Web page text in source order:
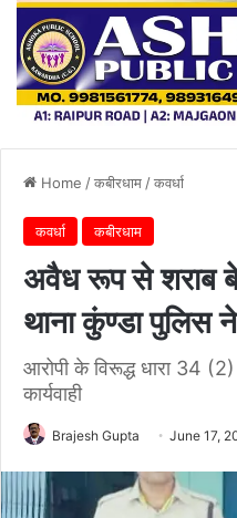
Home /कबीरधाम /कवर्धा
कवर्धा कबीरधाम
अवैध रूप से शराब
थाना कुंण्डा पुलिस
आरोपी के विरूद्ध धारा 34
कार्यवाही
Brajesh Gupta June 17,